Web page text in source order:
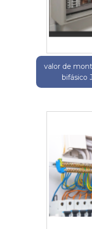
valor de
bifásico